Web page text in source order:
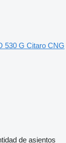
530 G Citaro CNG
de asientos